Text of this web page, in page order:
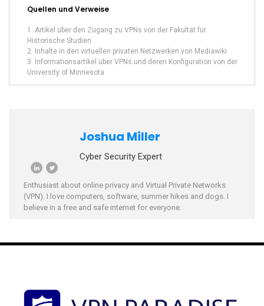
Quellen und Verweise
Artikel über den Zugang zu VPNs von der Fakultät für
Historische Studien
Inhalte in den virtuellen privaten Netzwerken von Mediawiki
Informationsartikel über VPNs und deren Konfiguration von der
University of Minnesota
Joshua Miller
Cyber Security Expert
Enthusiast about online privacy and Virtual Private Networks
(VPN). I love computers, software, summer hikes and dogs. I
believe in a free and safe internet for everyone.